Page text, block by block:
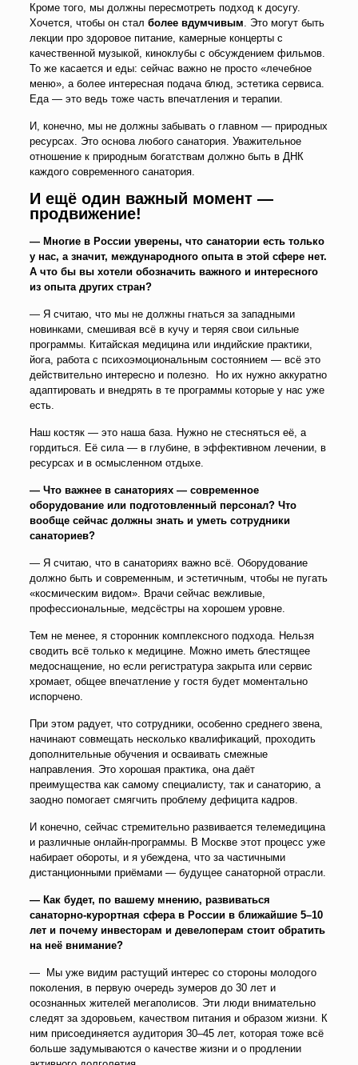
Кроме того, мы должны пересмотреть подход к досугу.
Хочется, чтобы он стал более вдумчивым . Это могут быть
лекции про здоровое питание, камерные концерты с
качественной музыкой, киноклубы с обсуждением фильмов.
То же касается и еды: сейчас важно не просто «лечебное
меню», а более интересная подача блюд, эстетика сервиса.
Еда — это ведь тоже часть впечатления и терапии.
И, конечно, мы не должны забывать о главном — природных
ресурсах. Это основа любого санатория. Уважительное
отношение к природным богатствам должно быть в ДНК
каждого современного санатория.
И ещё один важный момент —
продвижение!
— Многие в России уверены, что санатории есть только
у нас, а значит, международного опыта в этой сфере нет.
А что бы вы хотели обозначить важного и интересного
из опыта других стран?
— Я считаю, что мы не должны гнаться за западными
новинками, смешивая всё в кучу и теряя свои сильные
программы. Китайская медицина или индийские практики,
йога, работа с психоэмоциональным состоянием — всё это
действительно интересно и полезно. Но их нужно аккуратно
адаптировать и внедрять в те программы которые у нас уже
есть.
Наш костяк — это наша база. Нужно не стесняться её, а
гордиться. Её сила — в глубине, в эффективном лечении, в
ресурсах и в осмысленном отдыхе.
— Что важнее в санаториях — современное
оборудование или подготовленный персонал? Что
вообще сейчас должны знать и уметь сотрудники
санаториев?
— Я считаю, что в санаториях важно всё. Оборудование
должно быть и современным, и эстетичным, чтобы не пугать
«космическим видом». Врачи сейчас вежливые,
профессиональные, медсёстры на хорошем уровне.
Тем не менее, я сторонник комплексного подхода. Нельзя
сводить всё только к медицине. Можно иметь блестящее
медоснащение, но если регистратура закрыта или сервис
хромает, общее впечатление у гостя будет моментально
испорчено.
При этом радует, что сотрудники, особенно среднего звена,
начинают совмещать несколько квалификаций, проходить
дополнительные обучения и осваивать смежные
направления. Это хорошая практика, она даёт
преимущества как самому специалисту, так и санаторию, а
заодно помогает смягчить проблему дефицита кадров.
И конечно, сейчас стремительно развивается телемедицина
и различные онлайн-программы. В Москве этот процесс уже
набирает обороты, и я убеждена, что за частичными
дистанционными приёмами — будущее санаторной отрасли.
— Как будет, по вашему мнению, развиваться
санаторно-курортная сфера в России в ближайшие 5–10
лет и почему инвесторам и девелоперам стоит обратить
на неё внимание?
— Мы уже видим растущий интерес со стороны молодого
поколения, в первую очередь зумеров до 30 лет и
осознанных жителей мегаполисов. Эти люди внимательно
следят за здоровьем, качеством питания и образом жизни. К
ним присоединяется аудитория 30–45 лет, которая тоже всё
больше задумываются о качестве жизни и о продлении